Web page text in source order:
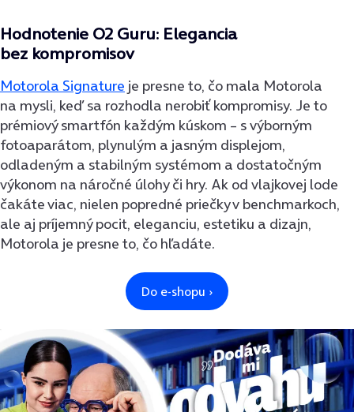
Hodnotenie O2 Guru: Elegancia
bez kompromisov
Motorola Signature je presne to, čo mala Motorola
na mysli, keď sa rozhodla nerobiť kompromisy. Je to
prémiový smartfón každým kúskom – s výborným
fotoaparátom, plynulým a jasným displejom,
odladeným a stabilným systémom a dostatočným
výkonom na náročné úlohy či hry. Ak od vlajkovej lode
čakáte viac, nielen popredné priečky v benchmarkoch,
ale aj príjemný pocit, eleganciu, estetiku a dizajn,
Motorola je presne to, čo hľadáte.